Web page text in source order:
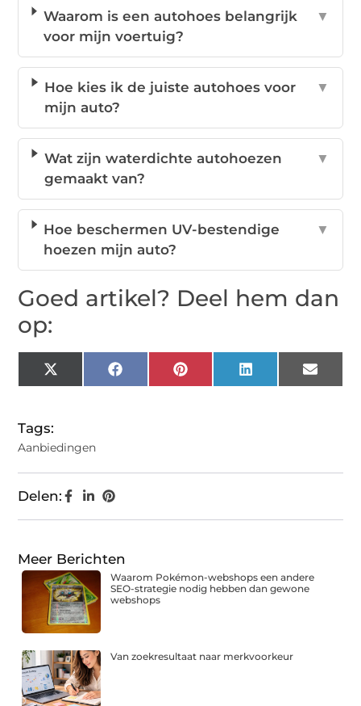
Waarom is een autohoes belangrijk
voor mijn voertuig?
▼
Hoe kies ik de juiste autohoes voor
mijn auto?
▼
Wat zijn waterdichte autohoezen
gemaakt van?
▼
Hoe beschermen UV-bestendige
hoezen mijn auto?
▼
Goed artikel? Deel hem dan
op:
X
(Twitter)
FacebookPinterestLinkedIn Email
Tags:
Aanbiedingen
Delen:
Meer Berichten
Waarom Pokémon-webshops een andere
SEO-strategie nodig hebben dan gewone
webshops
Van zoekresultaat naar merkvoorkeur